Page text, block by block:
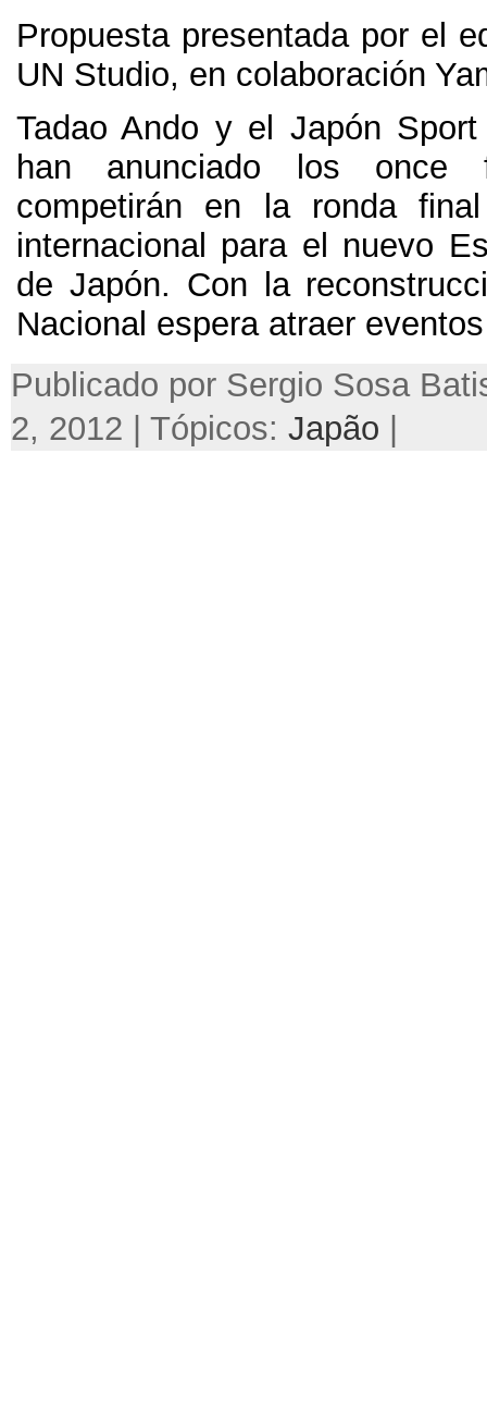
Propuesta presentada por el
UN Studio, en colaboración
Tadao Ando y el Japón Sport
han anunciado los once
competirán en la ronda
internacional para el nuevo
de Japón. Con la
Nacional espera atraer
Publicado por Sergio Sosa
2, 2012 | Tópicos: Japão |